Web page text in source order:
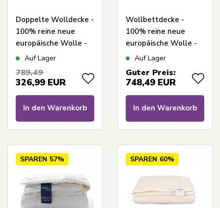
Doppelte Wolldecke -
100% reine neue
europäische Wolle -
Warme
200x220 cm - Nature
Auf Lager
789,49
326,99 EUR
In den Warenkorb
Wollbettdecke -
100% reine neue
europäische Wolle -
Leichte
200x220 cm - Nature
Auf Lager
Guter Preis:
748,49 EUR
In den Warenkorb
SPAREN 57% SPAREN 60%